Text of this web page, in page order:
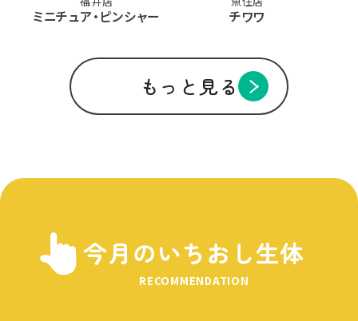
ミニチュア・ピンシャー チワワ
もっと見る
今月のいちおし生体
RECOMMENDATION